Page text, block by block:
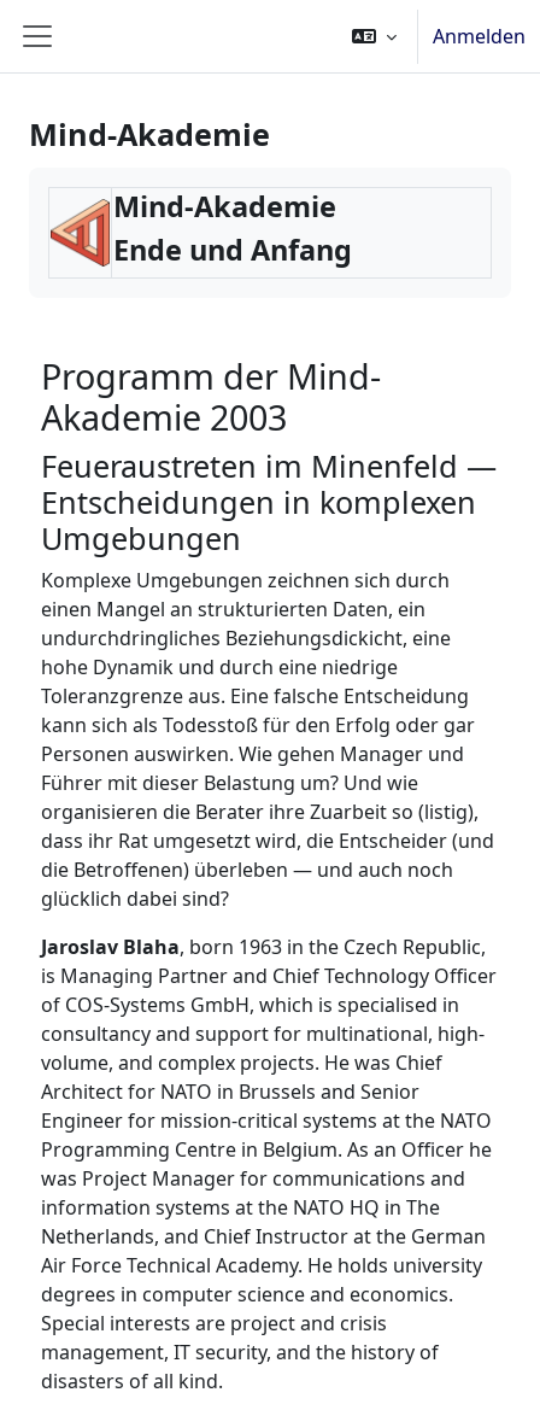
Website-Übersicht
Anmelden
Mind-Akademie
Mind-Akademie
Ende und Anfang
Programm der Mind-
Akademie 2003
Feueraustreten im Minenfeld —
Entscheidungen in komplexen
Umgebungen
Komplexe Umgebungen zeichnen sich durch
einen Mangel an strukturierten Daten, ein
undurchdringliches Beziehungsdickicht, eine
hohe Dynamik und durch eine niedrige
Toleranzgrenze aus. Eine falsche Entscheidung
kann sich als Todesstoß für den Erfolg oder gar
Personen auswirken. Wie gehen Manager und
Führer mit dieser Belastung um? Und wie
organisieren die Berater ihre Zuarbeit so (listig),
dass ihr Rat umgesetzt wird, die Entscheider (und
die Betroffenen) überleben — und auch noch
glücklich dabei sind?
Jaroslav Blaha, born 1963 in the Czech Republic,
is Managing Partner and Chief Technology Officer
of COS-Systems GmbH, which is specialised in
consultancy and support for multinational, high-
volume, and complex projects. He was Chief
Architect for NATO in Brussels and Senior
Engineer for mission-critical systems at the NATO
Programming Centre in Belgium. As an Officer he
was Project Manager for communications and
information systems at the NATO HQ in The
Netherlands, and Chief Instructor at the German
Air Force Technical Academy. He holds university
degrees in computer science and economics.
Special interests are project and crisis
management, IT security, and the history of
disasters of all kind.